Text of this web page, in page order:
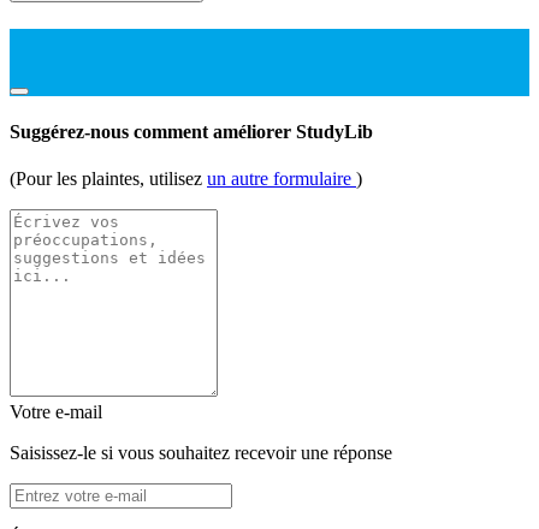
Suggérez-nous comment améliorer StudyLib
(Pour les plaintes, utilisez un autre formulaire )
Votre e-mail
Saisissez-le si vous souhaitez recevoir une réponse